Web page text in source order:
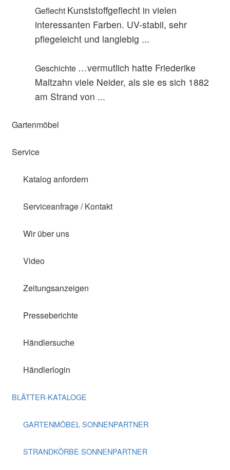
Geflecht Kunststoffgeflecht in vielen
interessanten Farben. UV-stabil, sehr
pflegeleicht und langlebig ...
Geschichte …vermutlich hatte Friederike
Maltzahn viele Neider, als sie es sich 1882
am Strand von ...
Gartenmöbel
Service
Katalog anfordern
Serviceanfrage / Kontakt
Wir über uns
Video
Zeitungsanzeigen
Presseberichte
Händlersuche
Händlerlogin
BLÄTTER-KATALOGE
GARTENMÖBEL SONNENPARTNER
STRANDKÖRBE SONNENPARTNER